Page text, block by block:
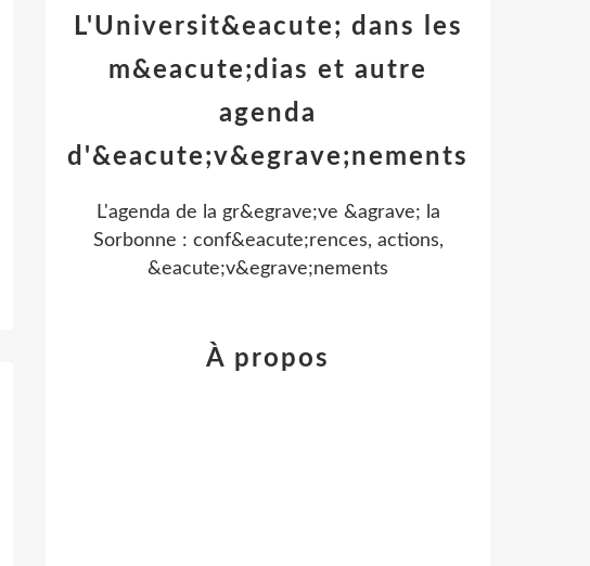
L'Universit&eacute; dans les
m&eacute;dias et autre
agenda
d'&eacute;v&egrave;nements
L'agenda de la gr&egrave;ve &agrave; la
Sorbonne : conf&eacute;rences, actions,
&eacute;v&egrave;nements
À propos